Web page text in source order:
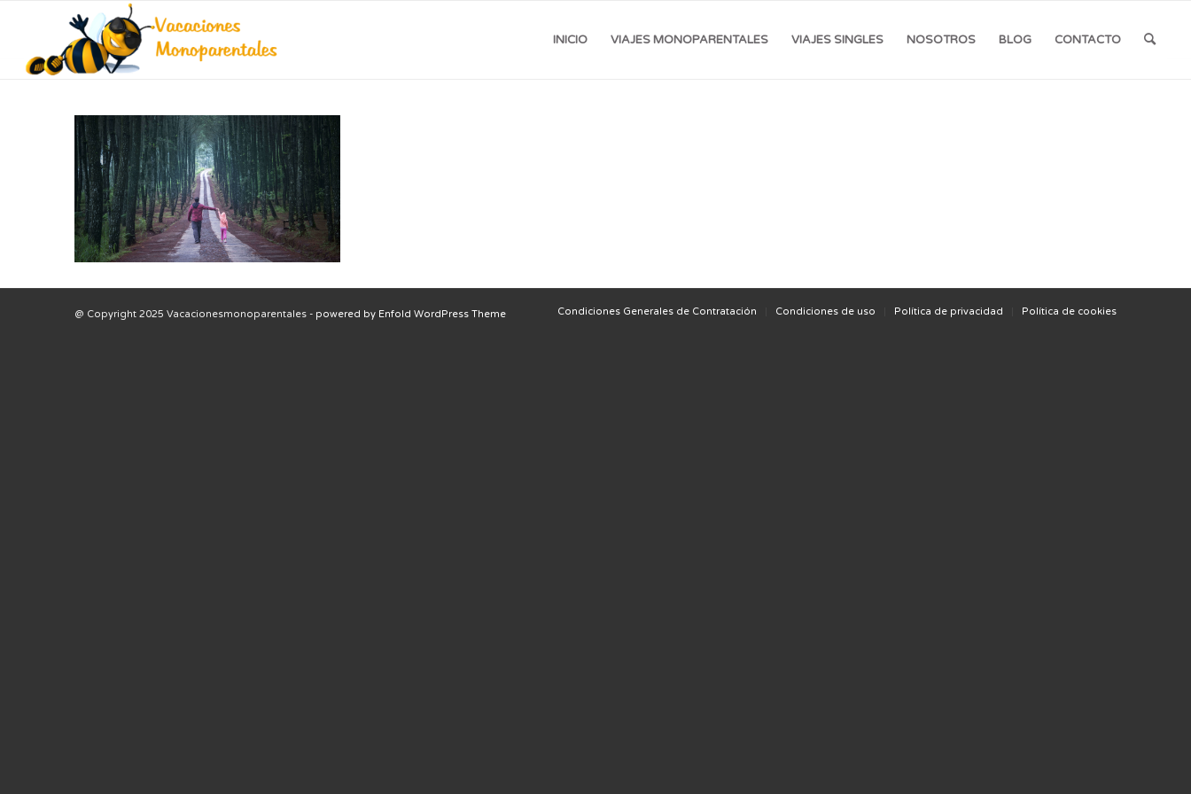
INICIO VIAJES MONOPARENTALES VIAJES SINGLES NOSOTROS BLOG CONTACTO
@ Copyright 2025 Vacacionesmonoparentales - powered by Enfold WordPress Theme Condiciones Generales de Contratación Condiciones de uso Política de privacidad Política de cookies